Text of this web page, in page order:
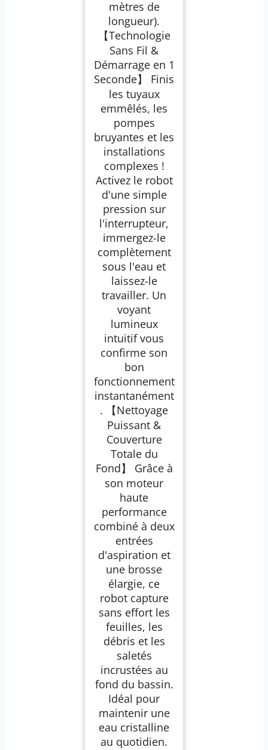
mètres de
longueur).
【Technologie
Sans Fil &
Démarrage en 1
Seconde】 Finis
les tuyaux
emmêlés, les
pompes
bruyantes et les
installations
complexes !
Activez le robot
d'une simple
pression sur
l'interrupteur,
immergez-le
complètement
sous l'eau et
laissez-le
travailler. Un
voyant
lumineux
intuitif vous
confirme son
bon
fonctionnement
instantanément
. 【Nettoyage
Puissant &
Couverture
Totale du
Fond】 Grâce à
son moteur
haute
performance
combiné à deux
entrées
d'aspiration et
une brosse
élargie, ce
robot capture
sans effort les
feuilles, les
débris et les
saletés
incrustées au
fond du bassin.
Idéal pour
maintenir une
eau cristalline
au quotidien.